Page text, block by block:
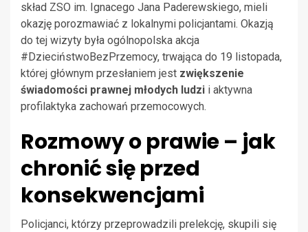
skład ZSO im. Ignacego Jana Paderewskiego, mieli
okazję porozmawiać z lokalnymi policjantami. Okazją
do tej wizyty była ogólnopolska akcja
#DzieciństwoBezPrzemocy, trwająca do 19 listopada,
której głównym przesłaniem jest zwiększenie
świadomości prawnej młodych ludzi i aktywna
profilaktyka zachowań przemocowych.
Rozmowy o prawie – jak
chronić się przed
konsekwencjami
Policjanci, którzy przeprowadzili prelekcję, skupili się